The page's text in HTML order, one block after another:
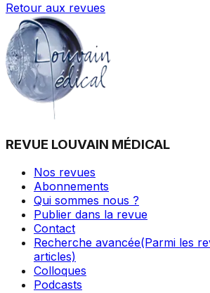
Retour aux revues
REVUE LOUVAIN MÉDICAL
Nos revues
Abonnements
Qui sommes nous ?
Publier dans la revue
Contact
Recherche avancée(Parmi les
articles)
Colloques
Podcasts